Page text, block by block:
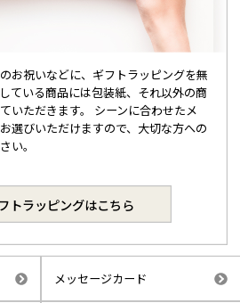
お祝いなどに、ギフトラッピングを無
ている商品には包装紙、それ以外の商
いただきます。 シーンに合わせたメ
選びいただけますので、大切な方への
い。
トラッピングはこちら
メッセージカード